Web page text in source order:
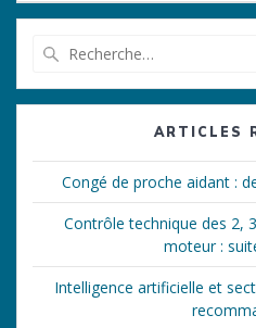
:
ARTICLES
Congé de proche aidant :
Contrôle technique des 2,
moteur :
Intelligence artificielle et